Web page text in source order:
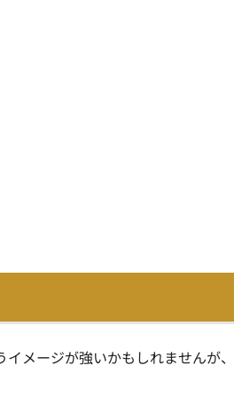
メージが強いかもしれませんが、